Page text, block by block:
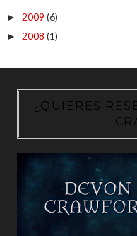
► 2009 (6)
► 2008 (1)
¿QUIERES